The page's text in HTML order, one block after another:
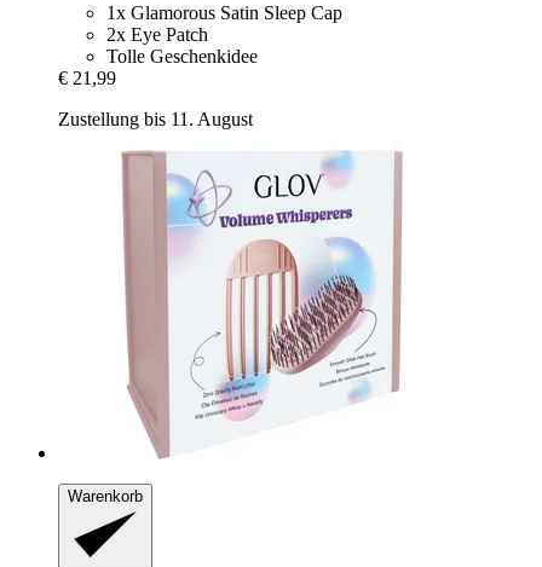
1x Glamorous Satin Sleep Cap
2x Eye Patch
Tolle Geschenkidee
€ 21,99
Zustellung bis 11. August
Warenkorb